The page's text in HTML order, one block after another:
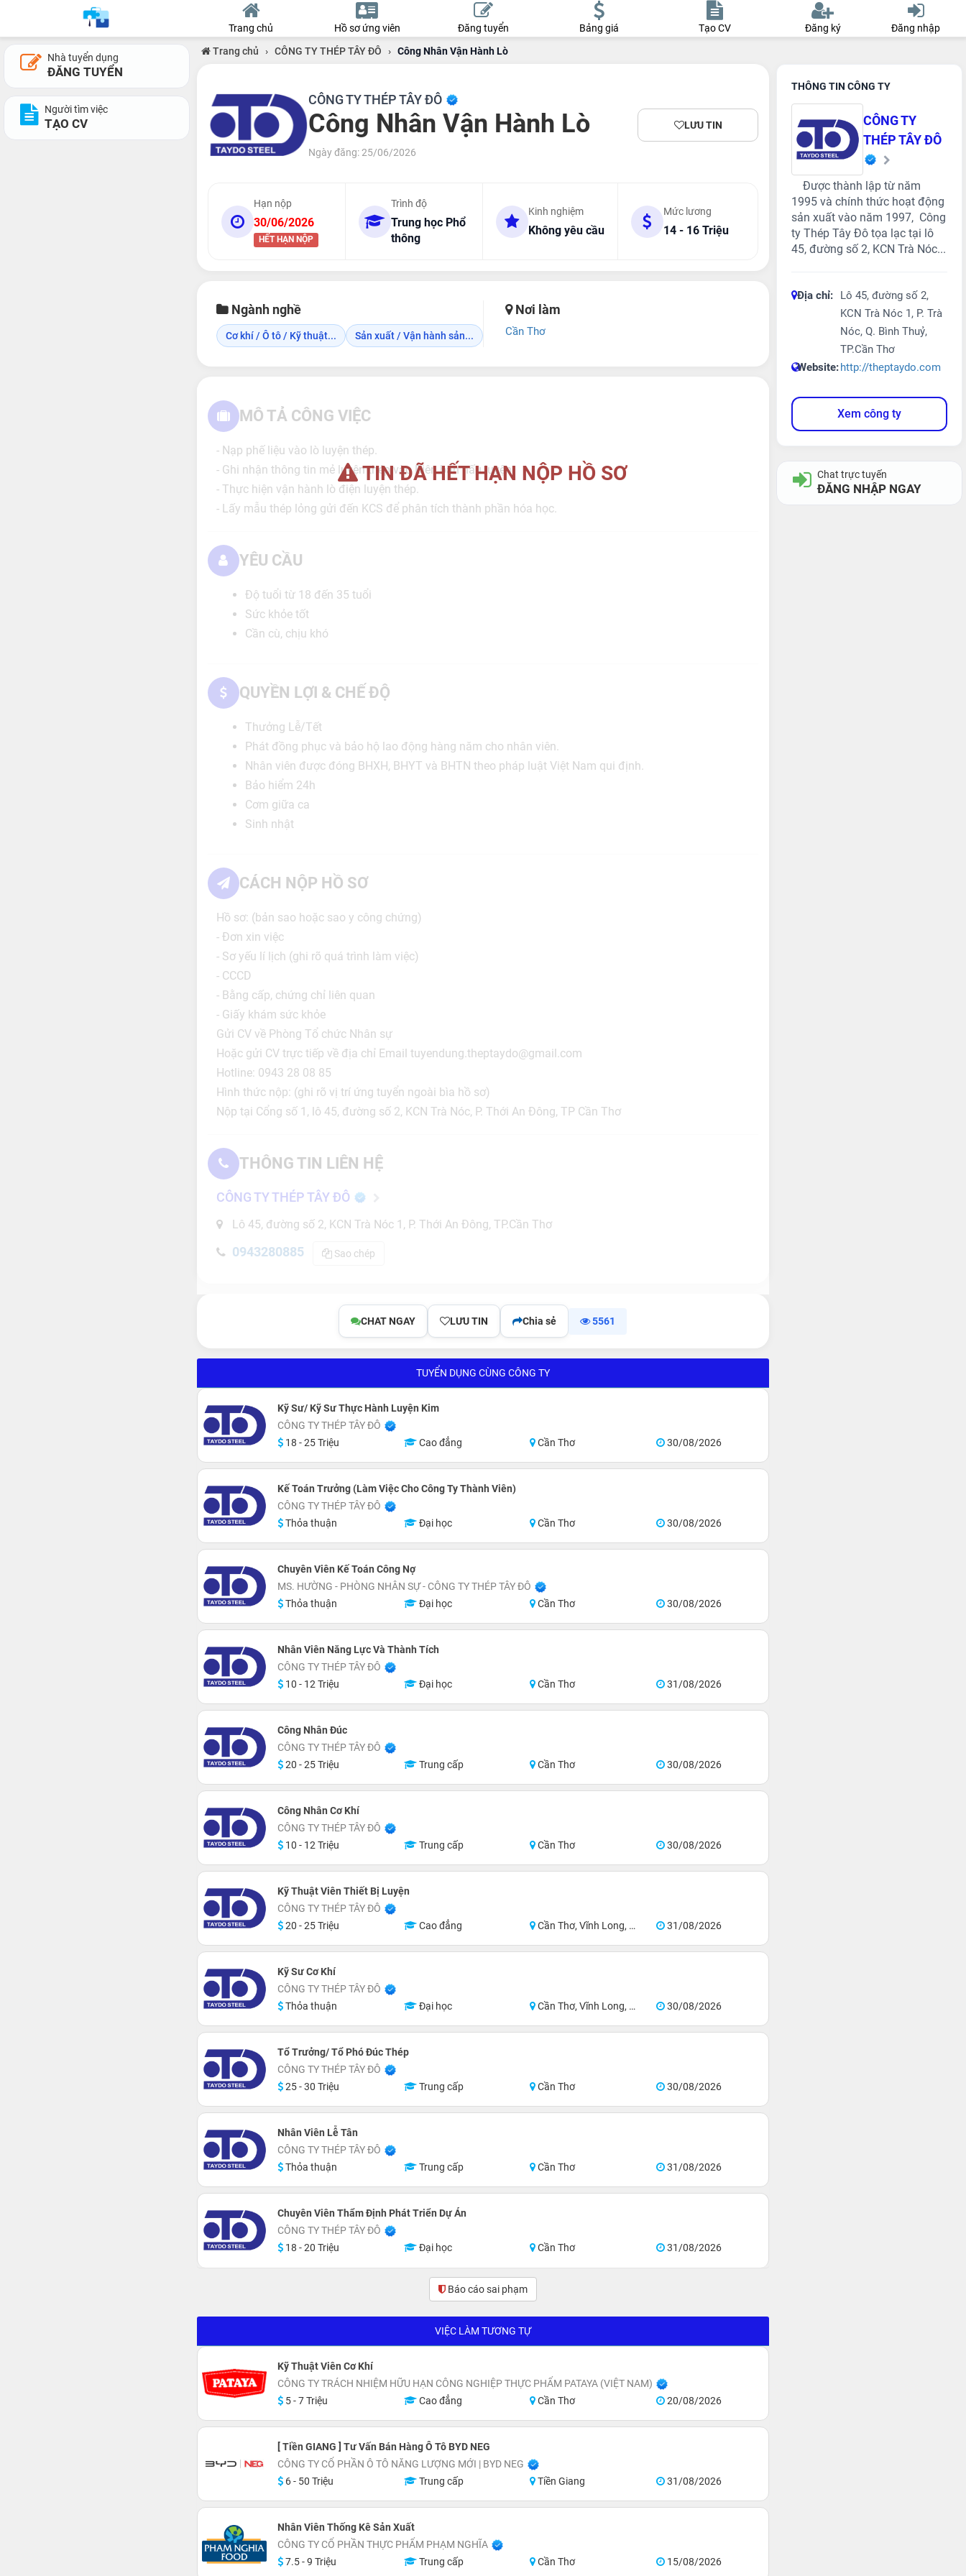
Trang chủ Hồ sơ ứng viên Đăng tuyển Bảng giá Tạo CV Đăng ký Đăng nhập
Nhà tuyển dụng
ĐĂNG TUYỂN
Người tìm việc
TẠO CV
Trang chủ › CÔNG TY THÉP TÂY ĐÔ › Công Nhân Vận Hành Lò
CÔNG TY THÉP TÂY ĐÔ
Công Nhân Vận Hành Lò
Ngày đăng: 25/06/2026
LƯU TIN
Hạn nộp
30/06/2026
HẾT HẠN NỘP
Trình độ
Trung học Phổ
thông
Kinh nghiệm
Không yêu cầu
Mức lương
14 - 16 Triệu
Ngành nghề
Cơ khí / Ô tô / Kỹ thuật... Sản xuất / Vận hành sản...
Nơi làm
Cần Thơ
TIN ĐÃ HẾT HẠN NỘP HỒ SƠ
MÔ TẢ CÔNG VIỆC
- Nạp phế liệu vào lò luyện thép.
- Ghi nhận thông tin mẻ luyện thép vào Biên bản nấu luyện.
- Thực hiện vận hành lò điện luyện thép.
- Lấy mẫu thép lỏng gửi đến KCS để phân tích thành phần hóa học.
YÊU CẦU
Độ tuổi từ 18 đến 35 tuổi
Sức khỏe tốt
Cần cù, chịu khó
QUYỀN LỢI & CHẾ ĐỘ
Thưởng Lễ/Tết
Phát đồng phục và bảo hộ lao động hàng năm cho nhân viên.
Nhân viên được đóng BHXH, BHYT và BHTN theo pháp luật Việt Nam qui định.
Bảo hiểm 24h
Cơm giữa ca
Sinh nhật
CÁCH NỘP HỒ SƠ
Hồ sơ: (bản sao hoặc sao y công chứng)
- Đơn xin việc
- Sơ yếu lí lịch (ghi rõ quá trình làm việc)
- CCCD
- Bằng cấp, chứng chỉ liên quan
- Giấy khám sức khỏe
Gửi CV về Phòng Tổ chức Nhân sự
Hoặc gửi CV trực tiếp về địa chỉ Email tuyendung.theptaydo@gmail.com
Hotline: 0943 28 08 85
Hình thức nộp: (ghi rõ vị trí ứng tuyển ngoài bìa hồ sơ)
Nộp tại Cổng số 1, lô 45, đường số 2, KCN Trà Nóc, P. Thới An Đông, TP Cần Thơ
THÔNG TIN LIÊN HỆ
CÔNG TY THÉP TÂY ĐÔ
Lô 45, đường số 2, KCN Trà Nóc 1, P. Thới An Đông, TP.Cần Thơ
0943280885 Sao chép
CHAT NGAY LƯU TIN Chia sẻ 5561
TUYỂN DỤNG CÙNG CÔNG TY
Kỹ Sư/ Kỹ Sư Thực Hành Luyện Kim
CÔNG TY THÉP TÂY ĐÔ
18 - 25 Triệu
Cao đẳng Cần Thơ 30/08/2026
Kế Toán Trưởng (Làm Việc Cho Công Ty Thành Viên)
CÔNG TY THÉP TÂY ĐÔ
Thỏa thuận
Đại học Cần Thơ 30/08/2026
Chuyên Viên Kế Toán Công Nợ
MS. HƯỜNG - PHÒNG NHÂN SỰ - CÔNG TY THÉP TÂY ĐÔ
Thỏa thuận
Đại học Cần Thơ 30/08/2026
Nhân Viên Năng Lực Và Thành Tích
CÔNG TY THÉP TÂY ĐÔ
10 - 12 Triệu
Đại học Cần Thơ 31/08/2026
Công Nhân Đúc
CÔNG TY THÉP TÂY ĐÔ
20 - 25 Triệu
Trung cấp Cần Thơ 30/08/2026
Công Nhân Cơ Khí
CÔNG TY THÉP TÂY ĐÔ
10 - 12 Triệu
Trung cấp Cần Thơ 30/08/2026
Kỹ Thuật Viên Thiết Bị Luyện
CÔNG TY THÉP TÂY ĐÔ
20 - 25 Triệu
Cao đẳng Cần Thơ, Vĩnh Long, An Giang 31/08/2026
Kỹ Sư Cơ Khí
CÔNG TY THÉP TÂY ĐÔ
Thỏa thuận
Đại học Cần Thơ, Vĩnh Long, Hậu Giang, Long An, Miền Nam 30/08/2026
Tổ Trưởng/ Tổ Phó Đúc Thép
CÔNG TY THÉP TÂY ĐÔ
25 - 30 Triệu
Trung cấp Cần Thơ 30/08/2026
Nhân Viên Lễ Tân
CÔNG TY THÉP TÂY ĐÔ
Thỏa thuận
Trung cấp Cần Thơ 31/08/2026
Chuyên Viên Thẩm Định Phát Triển Dự Án
CÔNG TY THÉP TÂY ĐÔ
18 - 20 Triệu
Đại học Cần Thơ 31/08/2026
Báo cáo sai phạm
VIỆC LÀM TƯƠNG TỰ
Kỹ Thuật Viên Cơ Khí
CÔNG TY TRÁCH NHIỆM HỮU HẠN CÔNG NGHIỆP THỰC PHẨM PATAYA (VIỆT NAM)
5 - 7 Triệu
Cao đẳng Cần Thơ 20/08/2026
[ Tiền GIANG ] Tư Vấn Bán Hàng Ô Tô BYD NEG
CÔNG TY CỔ PHẦN Ô TÔ NĂNG LƯỢNG MỚI | BYD NEG
6 - 50 Triệu
Trung cấp Tiền Giang 31/08/2026
Nhân Viên Thống Kê Sản Xuất
CÔNG TY CỔ PHẦN THỰC PHẨM PHẠM NGHĨA
7.5 - 9 Triệu
Trung cấp Cần Thơ 15/08/2026
THÔNG TIN CÔNG TY
CÔNG TY
THÉP TÂY ĐÔ
Được thành lập từ năm
1995 và chính thức hoạt động
sản xuất vào năm 1997, Công
ty Thép Tây Đô tọa lạc tại lô
45, đường số 2, KCN Trà Nóc...
Địa chỉ:
Lô 45, đường số 2,
KCN Trà Nóc 1, P. Trà
Nóc, Q. Bình Thuỷ,
TP.Cần Thơ
Website:http://theptaydo.com
Xem công ty
Chat trực tuyến
ĐĂNG NHẬP NGAY